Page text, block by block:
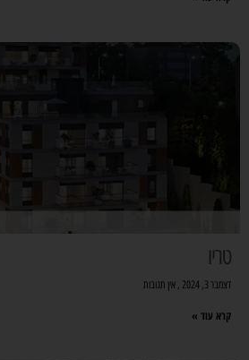
טריו
דצמבר 3, 2024 אין תגובות
קרא עוד »